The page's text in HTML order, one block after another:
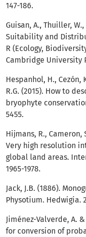
147-186.
Guisan, A., Thuiller,
Suitability and
R (Ecology,
Cambridge University
Hespanhol, H., Cezón,
R.G. (2015). How to
bryophyte
5455.
Hijmans, R., Cameron,
Very high resolution
global land areas.
1965-1978.
Jack, J.B. (1886).
Physotium. Hedwigia.
Jiménez-Valverde, A.
for conversion of